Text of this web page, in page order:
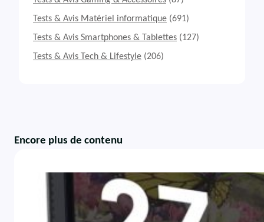
Tests & Avis Matériel informatique (691)
Tests & Avis Smartphones & Tablettes (127)
Tests & Avis Tech & Lifestyle (206)
Encore plus de contenu